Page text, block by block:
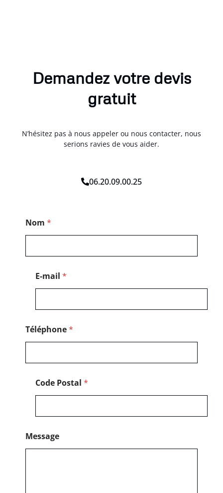
Demandez votre devis
gratuit
N’hésitez pas à nous appeler ou nous contacter, nous
serions ravies de vous aider.
06.20.09.00.25
Nom *
E-mail *
Téléphone*
Code Postal *
Message